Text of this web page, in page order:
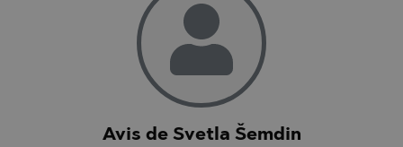
Avis de Svetla Šemdin